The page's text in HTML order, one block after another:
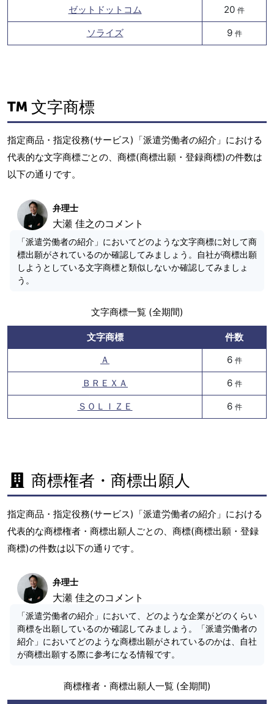
ゼットドットコム 20 件
ソライズ 9 件
文字商標
指定商品・指定役務(サービス)「派遣労働者の紹介」における
代表的な文字商標ごとの、商標(商標出願・登録商標)の件数は
以下の通りです。
弁理士
大瀬 佳之のコメント
「派遣労働者の紹介」においてどのような文字商標に対して商
標出願がされているのか確認してみましょう。自社が商標出願
しようとしている文字商標と類似しないか確認してみましょ
う。
文字商標一覧 (全期間)
文字商標
件数
Ａ
6 件
ＢＲＥＸＡ 6 件
ＳＯＬＩＺＥ 6 件
商標権者・商標出願人
指定商品・指定役務(サービス)「派遣労働者の紹介」における
代表的な商標権者・商標出願人ごとの、商標(商標出願・登録
商標)の件数は以下の通りです。
弁理士
大瀬 佳之のコメント
「派遣労働者の紹介」において、どのような企業がどのくらい
商標を出願しているのか確認してみましょう。「派遣労働者の
紹介」においてどのような商標出願がされているのかは、自社
が商標出願する際に参考になる情報です。
商標権者・商標出願人一覧 (全期間)